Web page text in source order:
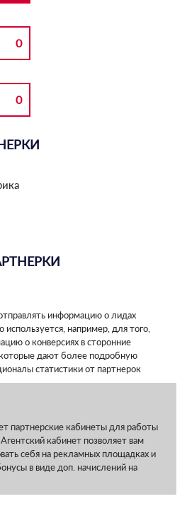
0
0
информацию о лидах
например, для того,
о конверсиях в сторонние
дают более подробную
статистики от партнерок
партнерские кабинеты для работы
кабинет позволяет вам
себя на рекламных площадках и
в виде доп. начислений на